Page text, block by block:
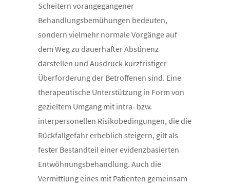
Scheitern vorangegangener
Behandlungsbemühungen bedeuten,
sondern vielmehr normale Vorgänge auf
dem Weg zu dauerhafter Abstinenz
darstellen und Ausdruck kurzfristiger
Überforderung der Betroffenen sind. Eine
therapeutische Unterstützung in Form von
gezieltem Umgang mit intra- bzw.
interpersonellen Risikobedingungen, die die
Rückfallgefahr erheblich steigern, gilt als
fester Bestandteil einer evidenzbasierten
Entwöhnungsbehandlung. Auch die
Vermittlung eines mit Patienten gemeinsam